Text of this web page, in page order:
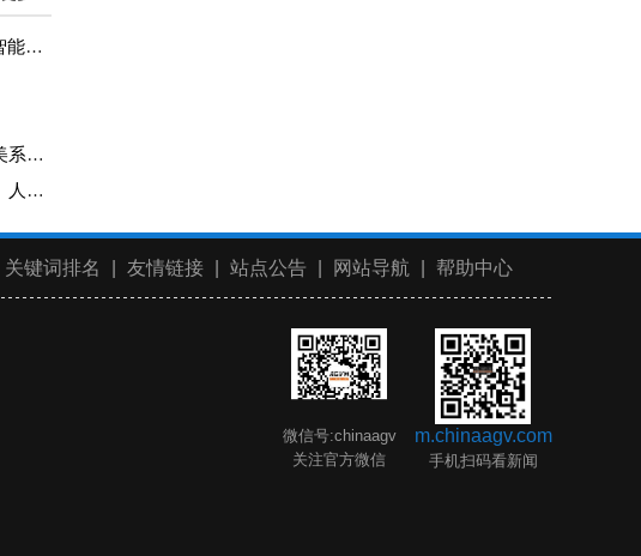
新华社权威关注｜AITEN 聚焦工业真实场景，让智能智造落地千行制造
Brightpick与TREW建立合作：货到人机器人与北美系统集成能力加速结合
Rockwell推出FactoryTalk Orchestration：把机器、人员和物料移动纳入统一编排
关键词排名 友情链接 站点公告 网站导航 帮助中心
微信号:chinaagv
关注官方微信
m.chinaagv.com
手机扫码看新闻